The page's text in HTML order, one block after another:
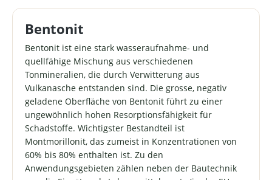
(Qualitätsanspruch und -kontrolle, Arbeitsbedingungen
Bedingungen im Ausland hergestellten Produkte. Dass
wir Bentonit aus Deutschland dennoch so günstig
anbieten können liegt an den deutlich kürzeren
Transportwegen und einer fairen Preiskalkulation.
Hinweis: Bentonit sollte auf keinen Fall eingeatmet
werden. Außerhalb der Reichweite von Kindern
aufbewahren.
Verwitterung aus Vulkanasche entstanden sind. Die
zu einer ungewöhnlich hohen Resorptionsfähigkeit für
Schadstoffe. Wir erhalten häufiger Anfragen, ob sich
unser Bentonit als Katzenstreu eignet.
Selbstverständlich, allerdings reichen für derartige
Zwecke auch billige Bentonit-Varianten aus (zu finden
z.B. im Baustoffhandel oder in Baumärkten). Diese sind
zumeist nicht so fein vermahlen (als Katzenstreu
jedoch ausreichend), mit chemischen Zusätzen
versehen und ggf. auch nicht einmal für den
ökologischen Landbau geeignet. Bentonit in solchen
Qualitäten wird z.B. für Bauwerksabdichtungen und im
Deichbau verwendet. Faktencheck: Es gibt kein
Bentonit in Deutschland! Hierbei handelt es sich um
Bentonit
Bentonit ist eine stark wasseraufnahme- und
quellfähige Mischung aus verschiedenen
Tonmineralien, die durch Verwitterung aus
Vulkanasche entstanden sind. Die grosse, negativ
geladene Oberfläche von Bentonit führt zu einer
ungewöhnlich hohen Resorptionsfähigkeit für
Schadstoffe. Wichtigster Bestandteil ist
Montmorillonit, das zumeist in Konzentrationen von
60% bis 80% enthalten ist. Zu den
Anwendungsgebieten zählen neben der Bautechnik